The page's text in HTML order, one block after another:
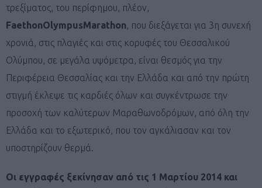
τρεξίματος, του περίφημου, πλέον,
FaethonOlympusMarathon, που διεξάγεται για 3η συνεχή
χρονιά, στις πλαγιές και στις κορυφές του Θεσσαλικού
Ολύμπου, σε μεγάλα υψόμετρα, είναι θεσμός για την
Περιφέρεια Θεσσαλίας και την Ελλάδα και από την πρώτη
στιγμή έκλεψε τις καρδιές όλων και συγκέντρωσε την
προσοχή των καλύτερων Μαραθωνοδρόμων, από όλη την
Ελλάδα και το εξωτερικό, που τον αγκάλιασαν και τον
υποστηρίζουν θερμά.
Οι εγγραφές ξεκίνησαν από τις 1 Μαρτίου 2014 και